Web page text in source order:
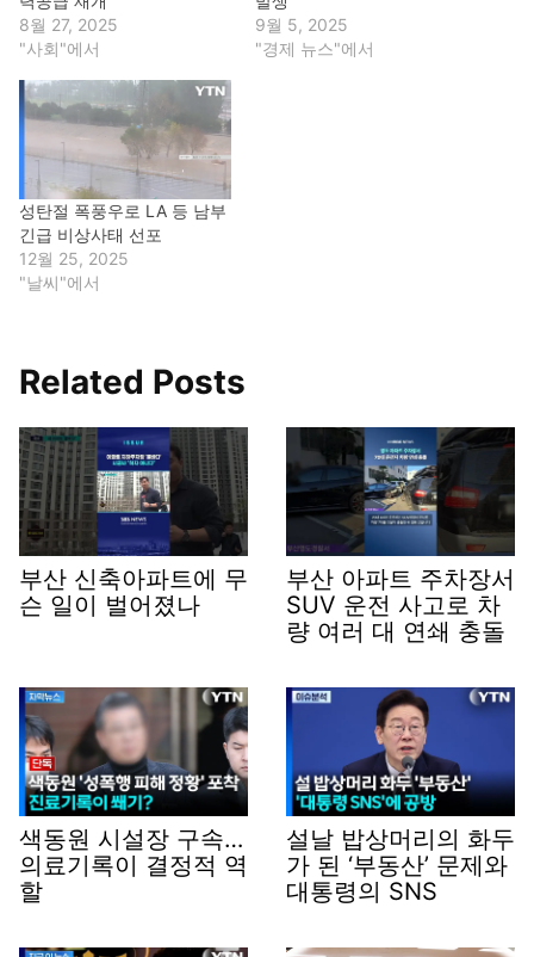
8월 27, 2025
"사회"에서
9월 5, 2025
"경제 뉴스"에서
성탄절 폭풍우로 LA 등 남부
긴급 비상사태 선포
12월 25, 2025
"날씨"에서
Related Posts
부산 신축아파트에 무
슨 일이 벌어졌나
부산 아파트 주차장서
SUV 운전 사고로 차
량 여러 대 연쇄 충돌
색동원 시설장 구속…
의료기록이 결정적 역
할
설날 밥상머리의 화두
가 된 ‘부동산’ 문제와
대통령의 SNS